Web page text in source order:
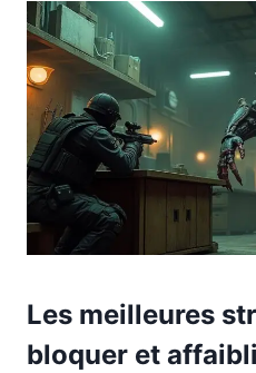
Les meilleures
bloquer et